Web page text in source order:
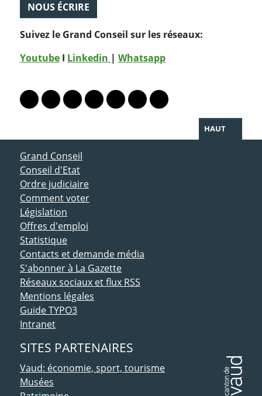
NOUS ÉCRIRE
Suivez le Grand Conseil sur les réseaux:
Youtube I Linkedin | Whatsapp
Lien vers le profil Mastodon
Lien vers le profil Bluesky
Lien vers le profil Instagram
Lien vers le profil Linkedin
Lien vers le profil Facebook
Lien vers le profil Twitter
Partager par WhatsApp
HAUT
ACCÈS DIRECT
Grand Conseil
Conseil d'Etat
Ordre judiciaire
Comment voter
Législation
Offres d'emploi
Statistique
Contacts et demande média
S'abonner à La Gazette
Réseaux sociaux et flux RSS
Mentions légales
Guide TYPO3
Intranet
SITES PARTENAIRES
Vaud: économie, sport, tourisme
Musées